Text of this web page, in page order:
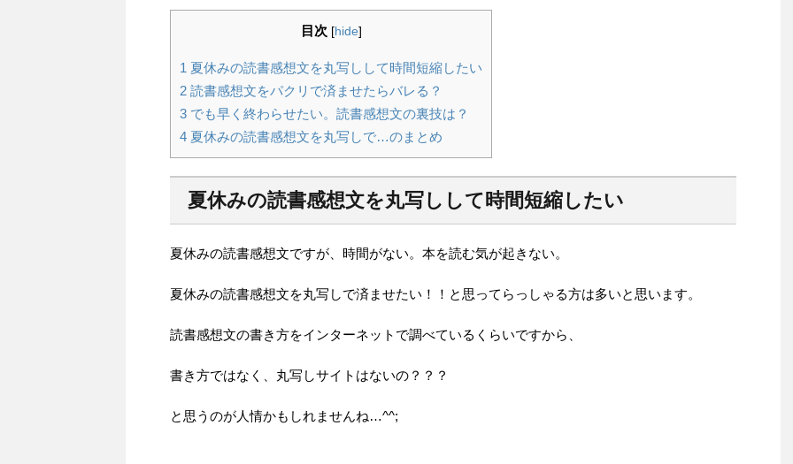
目次 [hide]
1 夏休みの読書感想文を丸写しして時間短縮したい
2 読書感想文をパクリで済ませたらバレる？
3 でも早く終わらせたい。読書感想文の裏技は？
4 夏休みの読書感想文を丸写しで…のまとめ
夏休みの読書感想文を丸写しして時間短縮したい
夏休みの読書感想文ですが、時間がない。本を読む気が起きない。
夏休みの読書感想文を丸写しで済ませたい！！と思ってらっしゃる方は多いと思います。
読書感想文の書き方をインターネットで調べているくらいですから、
書き方ではなく、丸写しサイトはないの？？？
と思うのが人情かもしれませんね…^^;